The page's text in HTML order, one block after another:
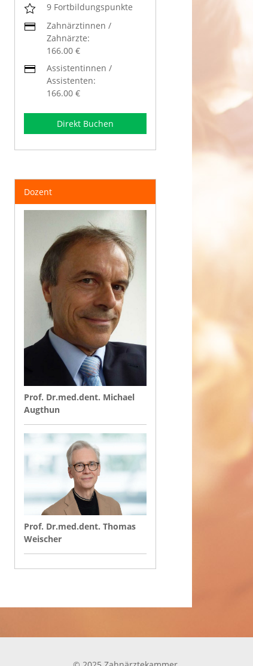
9 Fortbildungspunkte
Zahnärztinnen /
Zahnärzte:
166.00 €
Assistentinnen /
Assistenten:
166.00 €
Direkt Buchen
Dozent
Prof. Dr.med.dent. Michael
Augthun
Prof. Dr.med.dent. Thomas
Weischer